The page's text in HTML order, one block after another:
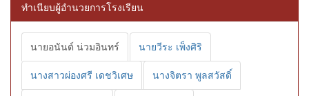
ทำเนียบผู้อำนวยการโรงเรียน
นายอนันต์ น่วมอินทร์ นายวีระ เพ็งศิริ
นางสาวผ่องศรี เดชวิเศษ นางจิตรา พูลสวัสดิ์